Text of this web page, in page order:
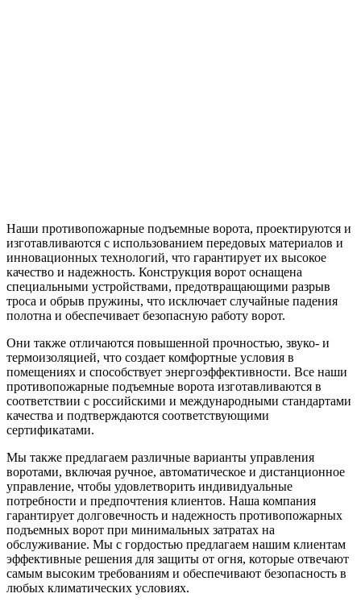
Наши противопожарные подъемные ворота, проектируются и
изготавливаются с использованием передовых материалов и
инновационных технологий, что гарантирует их высокое
качество и надежность. Конструкция ворот оснащена
специальными устройствами, предотвращающими разрыв
троса и обрыв пружины, что исключает случайные падения
полотна и обеспечивает безопасную работу ворот.
Они также отличаются повышенной прочностью, звуко- и
термоизоляцией, что создает комфортные условия в
помещениях и способствует энергоэффективности. Все наши
противопожарные подъемные ворота изготавливаются в
соответствии с российскими и международными стандартами
качества и подтверждаются соответствующими
сертификатами.
Мы также предлагаем различные варианты управления
воротами, включая ручное, автоматическое и дистанционное
управление, чтобы удовлетворить индивидуальные
потребности и предпочтения клиентов. Наша компания
гарантирует долговечность и надежность противопожарных
подъемных ворот при минимальных затратах на
обслуживание. Мы с гордостью предлагаем нашим клиентам
эффективные решения для защиты от огня, которые отвечают
самым высоким требованиям и обеспечивают безопасность в
любых климатических условиях.